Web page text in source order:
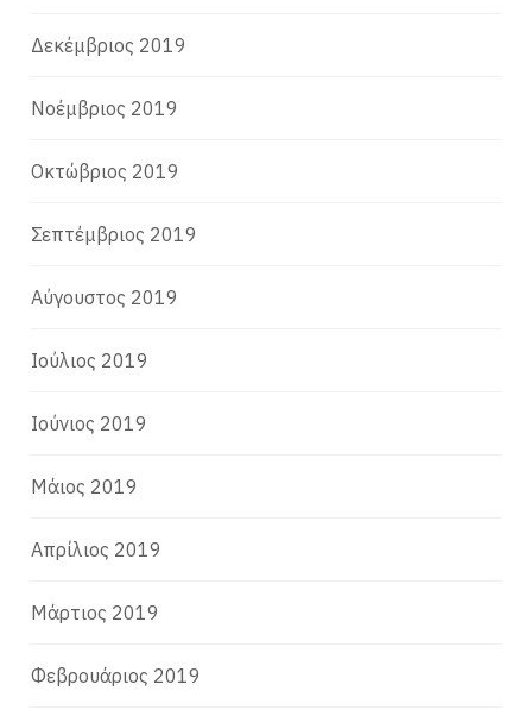
Δεκέμβριος 2019
Νοέμβριος 2019
Οκτώβριος 2019
Σεπτέμβριος 2019
Αύγουστος 2019
Ιούλιος 2019
Ιούνιος 2019
Μάιος 2019
Απρίλιος 2019
Μάρτιος 2019
Φεβρουάριος 2019